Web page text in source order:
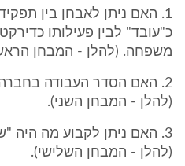
1. האם ניתן לאבחן בין
כ"עובד" לבין פעילותו
משפחה. (להלן - המבחן
2. האם הסדר העבודה
(להלן - המבחן השני).
3. האם ניתן לקבוע מה היה
(להלן - המבחן השלישי).